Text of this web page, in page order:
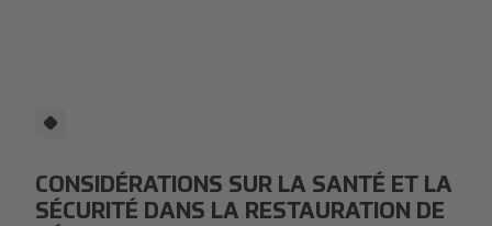
CONSIDÉRATIONS SUR LA SANTÉ ET LA
SÉCURITÉ DANS LA RESTAURATION DE